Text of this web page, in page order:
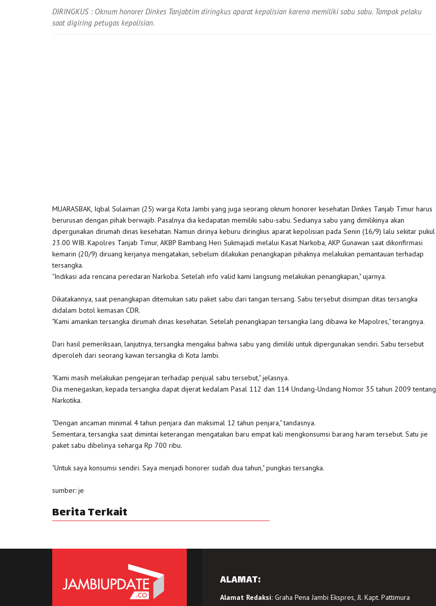
DIRINGKUS : Oknum honorer Dinkes Tanjabtim diringkus aparat kepolisian karena memiliki sabu sabu. Tampak pelaku
saat digiring petugas kepolisian.
MUARASBAK, Iqbal Sulaiman (25) warga Kota Jambi yang juga seorang oknum honorer kesehatan Dinkes Tanjab Timur harus
berurusan dengan pihak berwajib. Pasalnya dia kedapatan memiliki sabu-sabu. Sedianya sabu yang dimilikinya akan
dipergunakan dirumah dinas kesehatan. Namun dirinya keburu diringkus aparat kepolisian pada Senin (16/9) lalu sekitar pukul
23.00 WIB. Kapolres Tanjab Timur, AKBP Bambang Heri Sukmajadi melalui Kasat Narkoba, AKP Gunawan saat dikonfirmasi
kemarin (20/9) diruang kerjanya mengatakan, sebelum dilakukan penangkapan pihaknya melakukan pemantauan terhadap
tersangka.
"Indikasi ada rencana peredaran Narkoba. Setelah info valid kami langsung melakukan penangkapan," ujarnya.
Dikatakannya, saat penangkapan ditemukan satu paket sabu dari tangan tersang. Sabu tersebut disimpan ditas tersangka
didalam botol kemasan CDR.
"Kami amankan tersangka dirumah dinas kesehatan. Setelah penangkapan tersangka lang dibawa ke Mapolres," terangnya.
Dari hasil pemeriksaan, lanjutnya, tersangka mengakui bahwa sabu yang dimiliki untuk dipergunakan sendiri. Sabu tersebut
diperoleh dari seorang kawan tersangka di Kota Jambi.
"Kami masih melakukan pengejaran terhadap penjual sabu tersebut," jelasnya.
Dia menegaskan, kepada tersangka dapat dijerat kedalam Pasal 112 dan 114 Undang-Undang Nomor 35 tahun 2009 tentang
Narkotika.
"Dengan ancaman minimal 4 tahun penjara dan maksimal 12 tahun penjara," tandasnya.
Sementara, tersangka saat dimintai keterangan mengatakan baru empat kali mengkonsumsi barang haram tersebut. Satu jie
paket sabu dibelinya seharga Rp 700 ribu.
"Untuk saya konsumsi sendiri. Saya menjadi honorer sudah dua tahun," pungkas tersangka.
sumber: je
Berita Terkait
ALAMAT:
Alamat Redaksi:Graha Pena Jambi Ekspres, Jl. Kapt. Pattimura